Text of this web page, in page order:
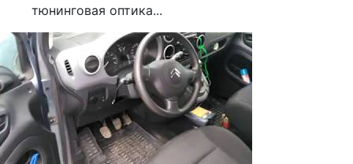
тюнинговая оптика...